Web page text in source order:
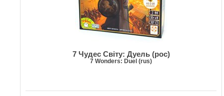
7 Чудес Світу: Дуель (рос)
7 Wonders: Duel (rus)